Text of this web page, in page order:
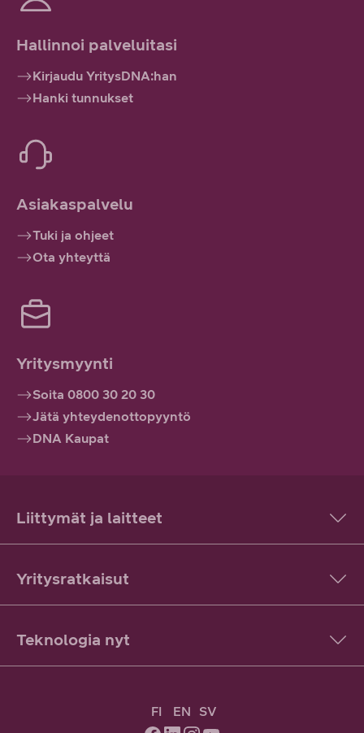
Hallinnoi palveluitasi
Kirjaudu YritysDNA:han
Hanki tunnukset
Asiakaspalvelu
Tuki ja ohjeet
Ota yhteyttä
Yritysmyynti
Soita 0800 30 20 30
Jätä yhteydenottopyyntö
DNA Kaupat
Liittymät ja laitteet
Yritysratkaisut
Teknologia nyt
FI EN SV